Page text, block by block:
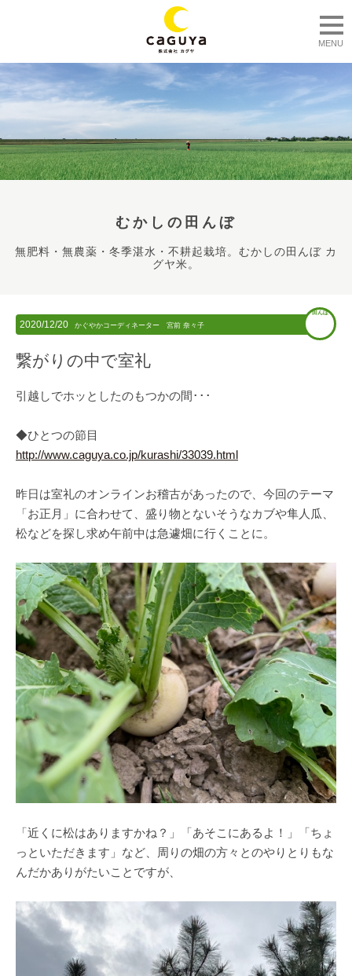
MENU
むかしの田んぼ
無肥料・無農薬・冬季湛水・不耕起栽培。むかしの田んぼ カ
グヤ米。
2020/12/20 かぐやかコーディネーター 宮前 奈々子
田んぼ
繋がりの中で室礼
引越しでホッとしたのもつかの間･･･
◆ひとつの節目
http://www.caguya.co.jp/kurashi/33039.html
昨日は室礼のオンラインお稽古があったので、今回のテーマ
「お正月」に合わせて、盛り物とないそうなカブや隼人瓜、
松などを探し求め午前中は急遽畑に行くことに。
「近くに松はありますかね？」「あそこにあるよ！」「ちょ
っといただきます」など、周りの畑の方々とのやりとりもな
んだかありがたいことですが、